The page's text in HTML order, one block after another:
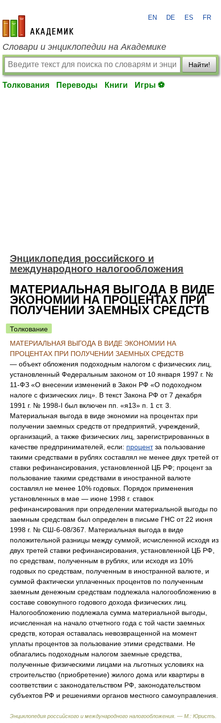
academic.ru
EN DE ES FR
Словари и энциклопедии на Академике
Найти!
Толкования Переводы Книги Игры ⚽
Энциклопедия российского и
международного налогообложения
МАТЕРИАЛЬНАЯ ВЫГОДА В ВИДЕ
ЭКОНОМИИ НА ПРОЦЕНТАХ ПРИ
ПОЛУЧЕНИИ ЗАЕМНЫХ СРЕДСТВ
Толкование
МАТЕРИАЛЬНАЯ ВЫГОДА В ВИДЕ ЭКОНОМИИ НА
ПРОЦЕНТАХ ПРИ ПОЛУЧЕНИИ ЗАЕМНЫХ СРЕДСТВ
— объект обложения подоходным налогом с физических лиц,
установленный Федеральным законом от 10 января 1997 г. №
11-ФЗ «О внесении изменений в Закон РФ «О подоходном
налоге с физических лиц». В текст Закона РФ от 7 декабря
1991 г. № 1998-I был включен пп. «я13» п. 1 ст. 3.
Материальная выгода в виде экономии на процентах при
получении заемных средств от предприятий, учреждений,
организаций, а также физических лиц, зарегистрированных в
качестве предпринимателей, если: процентза пользование
такими средствами в рублях составлял не менее двух третей от
ставки рефинансирования, установленной ЦБ РФ; процент за
пользование такими средствами в иностранной валюте
составлял не менее 10% годовых. Порядок применения
установленных в мае — июне 1998 г. ставок
рефинансирования при определении материальной выгоды по
заемным средствам был определен в письме ГНС от 22 июня
1998 г. № СШ-6-08/367. Материальная выгода в виде
положительной разницы между суммой, исчисленной исходя из
двух третей ставки рефинансирования, установленной ЦБ РФ,
по средствам, полученным в рублях, или исходя из 10%
годовых по средствам, полученным в иностранной валюте, и
суммой фактически уплаченных процентов по полученным
заемным денежным средствам подлежала налогообложению в
составе совокупного годового дохода физических лиц.
Налогообложению подлежала сумма материальной выгоды,
исчисленная на начало отчетного года с той части заемных
средств, которая оставалась невозвращенной на момент
уплаты процентов за пользование этими средствами. Не
облагались подоходным налогом заемные средства,
полученные физическими лицами на льготных условиях на
строительство (приобретение) жилого дома или квартиры в
соответствии с законодательством РФ, законодательством
субъектов РФ и решениями органов местного самоуправления.
Энциклопедия российского и международного налогообложения. — М.: Юристъ